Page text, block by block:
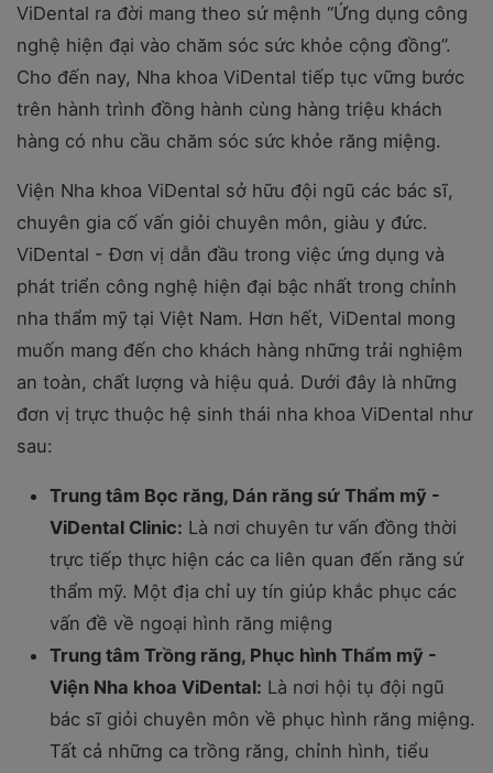
ViDental ra đời mang theo sứ mệnh “Ứng dụng công
nghệ hiện đại vào chăm sóc sức khỏe cộng đồng”.
Cho đến nay, Nha khoa ViDental tiếp tục vững bước
trên hành trình đồng hành cùng hàng triệu khách
hàng có nhu cầu chăm sóc sức khỏe răng miệng.
Viện Nha khoa ViDental sở hữu đội ngũ các bác sĩ,
chuyên gia cố vấn giỏi chuyên môn, giàu y đức.
ViDental - Đơn vị dẫn đầu trong việc ứng dụng và
phát triển công nghệ hiện đại bậc nhất trong chỉnh
nha thẩm mỹ tại Việt Nam. Hơn hết, ViDental mong
muốn mang đến cho khách hàng những trải nghiệm
an toàn, chất lượng và hiệu quả. Dưới đây là những
đơn vị trực thuộc hệ sinh thái nha khoa ViDental như
sau:
Trung tâm Bọc răng, Dán răng sứ Thẩm mỹ -
ViDental Clinic: Là nơi chuyên tư vấn đồng thời
trực tiếp thực hiện các ca liên quan đến răng sứ
thẩm mỹ. Một địa chỉ uy tín giúp khắc phục các
vấn đề về ngoại hình răng miệng
Trung tâm Trồng răng, Phục hình Thẩm mỹ -
Viện Nha khoa ViDental: Là nơi hội tụ đội ngũ
bác sĩ giỏi chuyên môn về phục hình răng miệng.
Tất cả những ca trồng răng, chỉnh hình, tiểu